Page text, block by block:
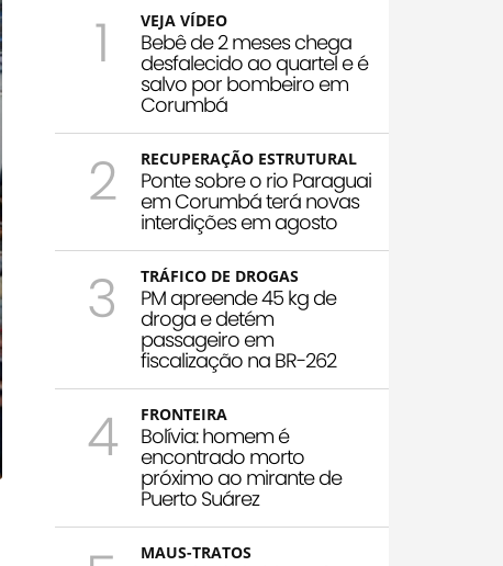
1 VEJA VÍDEO
Bebê de 2 meses chega
desfalecido ao quartel e é
salvo por bombeiro em
Corumbá
2 RECUPERAÇÃO ESTRUTURAL
Ponte sobre o rio Paraguai
em Corumbá terá novas
interdições em agosto
3 TRÁFICO DE DROGAS
PM apreende 45 kg de
droga e detém
passageiro em
fiscalização na BR-262
4 FRONTEIRA
Bolívia: homem é
encontrado morto
próximo ao mirante de
Puerto Suárez
MAUS-TRATOS